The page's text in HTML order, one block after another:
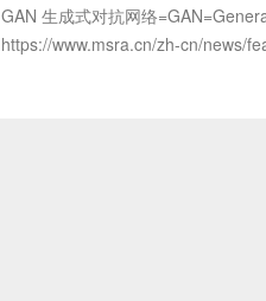
GAN 生成式对抗网络
https://www.msra.cn/zh-cn/news/